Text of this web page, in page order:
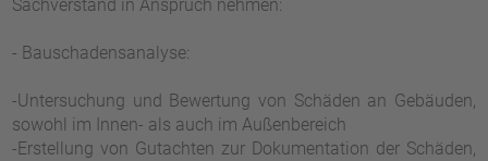
Sachverstand in Anspruch nehmen:
- Bauschadensanalyse:
-Untersuchung und Bewertung von Schäden an Gebäuden,
sowohl im Innen- als auch im Außenbereich
-Erstellung von Gutachten zur Dokumentation der Schäden,